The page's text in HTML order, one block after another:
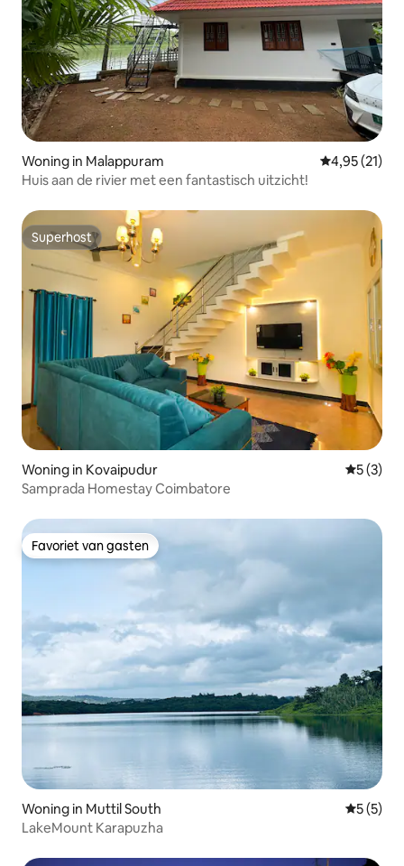
Woning in Malappuram Gemiddelde
4,95 (21)
Huis aan de rivier met een fantastisch uitzicht!
Superhost
Superhost
Woning in Kovaipudur
5 (3)
Samprada Homestay Coimbatore
Favoriet van gasten
Favoriet van gasten
Woning in Muttil South
5 (5)
LakeMount Karapuzha